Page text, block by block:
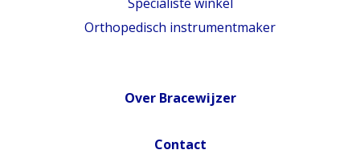
Orthopedisch instrumentmaker
Over Bracewijzer
Contact